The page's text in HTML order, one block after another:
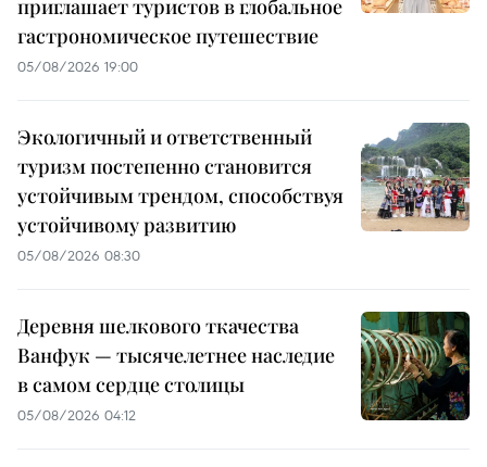
приглашает туристов в глобальное
гастрономическое путешествие
05/08/2026 19:00
Экологичный и ответственный
туризм постепенно становится
устойчивым трендом, способствуя
устойчивому развитию
05/08/2026 08:30
Деревня шелкового ткачества
Ванфук — тысячелетнее наследие
в самом сердце столицы
05/08/2026 04:12